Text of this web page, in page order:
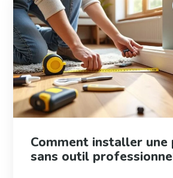
Comment installer une
sans outil